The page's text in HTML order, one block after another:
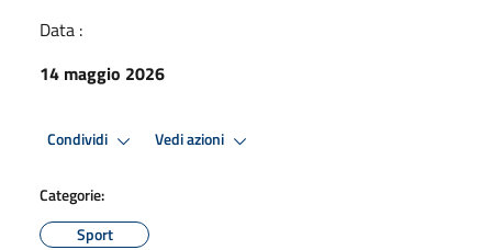
Data :
14 maggio 2026
Condividi Vedi azioni
Categorie:
Sport